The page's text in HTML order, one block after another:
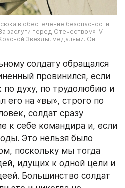
в обеспечение безопасности
заслуги перед Отечеством» IV
Звезды, медалями. Он —
солдату обращался
провинился, если
по духу, по трудолюбию и
его на «вы», строго по
солдат сразу
к себе командира и, если
Это нельзя было
поскольку мы тогда
идущих к одной цели и
Большинство солдат